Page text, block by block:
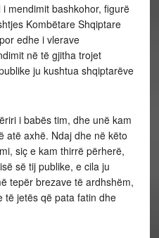
mendimit bashkohor, figurë
Kombëtare Shqiptare
edhe i vlerave
në të gjitha trojet
ju kushtua shqiptarëve
i babës tim, dhe unë kam
atë axhë. Ndaj dhe në këto
siç e kam thirrë përherë,
së tij publike, e cila ju
tepër brezave të ardhshëm,
të jetës që pata fatin dhe